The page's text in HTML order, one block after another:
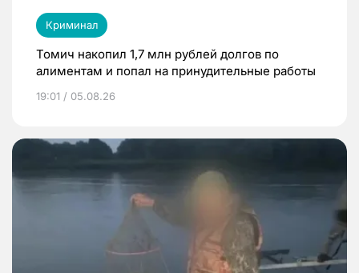
Криминал
Томич накопил 1,7 млн рублей долгов по
алиментам и попал на принудительные работы
19:01 / 05.08.26